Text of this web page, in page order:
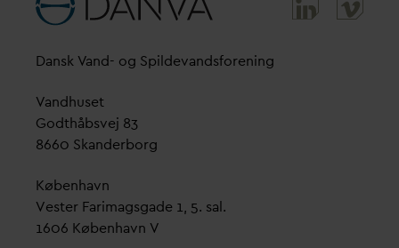
Dansk Vand- og Spildevandsforening
Vandhuset
Godthåbsvej 83
8660 Skanderborg
København
Vester Farimagsgade 1, 5. sal.
1606 København V